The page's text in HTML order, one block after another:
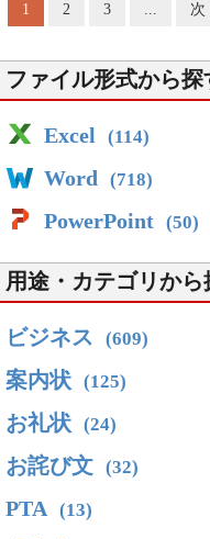
1 2 3 ... 次
ファイル形式から探
Excel (114)
Word (718)
PowerPoint (50)
用途・カテゴリから
ビジネス (609)
案内状 (125)
お礼状 (24)
お詫び文 (32)
PTA (13)